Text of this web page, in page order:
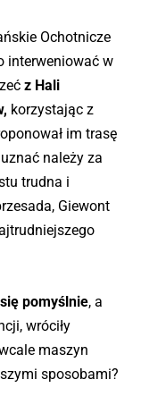
Ochotnicze
interweniować w
z Hali
korzystając z
im trasę
należy za
trudna i
Giewont
pomyślnie, a
wróciły
maszyn
sposobami?